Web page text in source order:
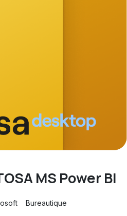
MS Power BI
Bureautique